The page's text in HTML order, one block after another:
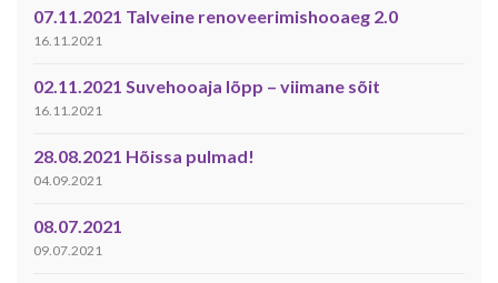
07.11.2021 Talveine renoveerimishooaeg 2.0
16.11.2021
02.11.2021 Suvehooaja lõpp – viimane sõit
16.11.2021
28.08.2021 Hõissa pulmad!
04.09.2021
08.07.2021
09.07.2021